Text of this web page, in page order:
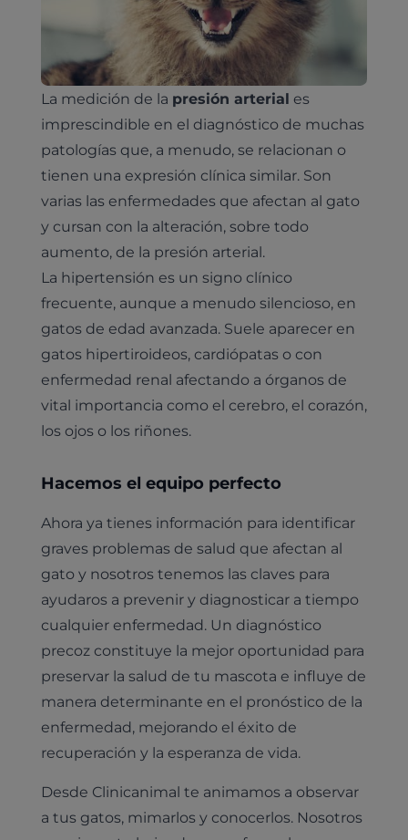
La medición de la presión arterial es
imprescindible en el diagnóstico de muchas
patologías que, a menudo, se relacionan o
tienen una expresión clínica similar. Son
varias las enfermedades que afectan al gato
y cursan con la alteración, sobre todo
aumento, de la presión arterial.
La hipertensión es un signo clínico
frecuente, aunque a menudo silencioso, en
gatos de edad avanzada. Suele aparecer en
gatos hipertiroideos, cardiópatas o con
enfermedad renal afectando a órganos de
vital importancia como el cerebro, el corazón,
los ojos o los riñones.
Hacemos el equipo perfecto
Ahora ya tienes información para identificar
graves problemas de salud que afectan al
gato y nosotros tenemos las claves para
ayudaros a prevenir y diagnosticar a tiempo
cualquier enfermedad. Un diagnóstico
precoz constituye la mejor oportunidad para
preservar la salud de tu mascota e influye de
manera determinante en el pronóstico de la
enfermedad, mejorando el éxito de
recuperación y la esperanza de vida.
Desde Clinicanimal te animamos a observar
a tus gatos, mimarlos y conocerlos. Nosotros